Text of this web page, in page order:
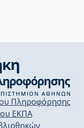
Πληροφόρησης
ΕΚΠΑ